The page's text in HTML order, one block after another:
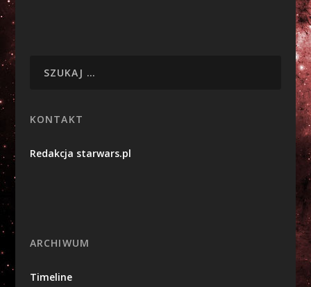
KONTAKT
Redakcja starwars.pl
ARCHIWUM
Timeline